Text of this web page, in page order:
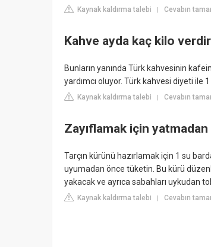
Kaynak kaldırma talebi | Cevabın
Kahve ayda kaç kilo
Bunların yanında Türk kahvesinin
yardımcı oluyor. Türk kahvesi diyeti
Kaynak kaldırma talebi | Cevabın
Zayıflamak için
Tarçın kürünü hazırlamak için 1 su
uyumadan önce tüketin. Bu kürü
yakacak ve ayrıca sabahları uykudan
Kaynak kaldırma talebi | Cevabın